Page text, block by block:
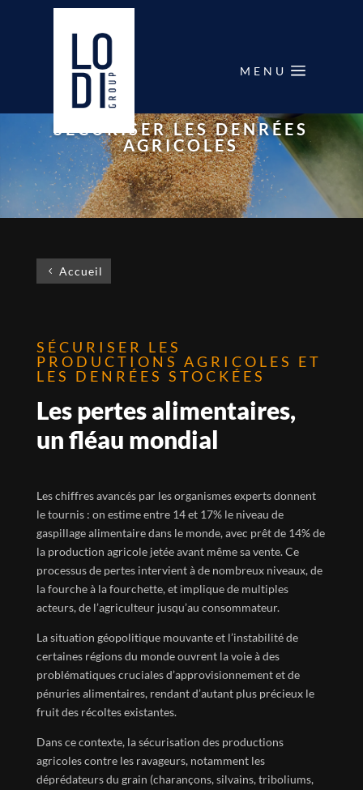
MENU
SÉCURISER LES DENRÉES
AGRICOLES
Accueil
SÉCURISER LES
PRODUCTIONS AGRICOLES ET
LES DENRÉES STOCKÉES
Les pertes alimentaires,
un fléau mondial
Les chiffres avancés par les organismes experts donnent
le tournis : on estime entre 14 et 17% le niveau de
gaspillage alimentaire dans le monde, avec prêt de 14% de
la production agricole jetée avant même sa vente. Ce
processus de pertes intervient à de nombreux niveaux, de
la fourche à la fourchette, et implique de multiples
acteurs, de l’agriculteur jusqu’au consommateur.
La situation géopolitique mouvante et l’instabilité de
certaines régions du monde ouvrent la voie à des
problématiques cruciales d’approvisionnement et de
pénuries alimentaires, rendant d’autant plus précieux le
fruit des récoltes existantes.
Dans ce contexte, la sécurisation des productions
agricoles contre les ravageurs, notamment les
déprédateurs du grain (charançons, silvains, triboliums,